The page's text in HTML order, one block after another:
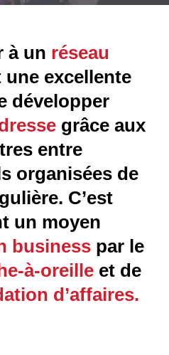
à un réseau
une excellente
développer
grâce aux
entre
organisées de
C’est
un moyen
business par le
à-oreille et de
d’affaires.